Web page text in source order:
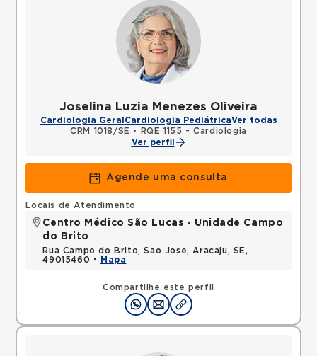
Joselina Luzia Menezes Oliveira
Cardiologia Geral Cardiologia PediátricaVer todas
CRM 1018/SE •
RQE 1155 - Cardiologia
Ver perfil
Agende uma consulta
Compartilhe este perfil
Locais de Atendimento
Centro Médico São Lucas - Unidade Campo
do Brito
Rua Campo do Brito, Sao Jose, Aracaju, SE,
49015460 •
Mapa